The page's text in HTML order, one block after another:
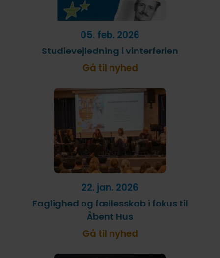
05. feb. 2026
Studievejledning i vinterferien
Gå til nyhed
22. jan. 2026
Faglighed og fællesskab i fokus til
Åbent Hus
Gå til nyhed